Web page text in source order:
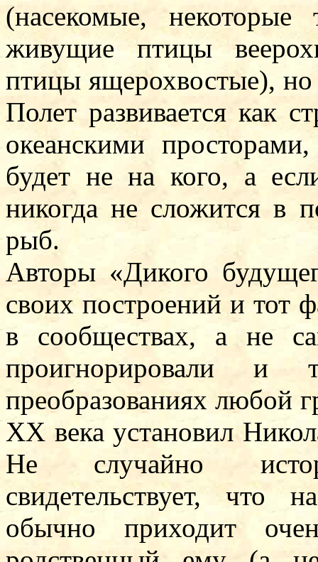
(насекомые, некоторые
живущие птицы
птицы ящерохвостые), но
Полет развивается как
океанскими
будет не на кого, а
никогда не сложится в
рыб.
Авторы «Дикого
своих построений и тот
в сообществах, а не
проигнорировали
преобразованиях любой
XX века установил
Не случайно
свидетельствует, что
обычно приходит